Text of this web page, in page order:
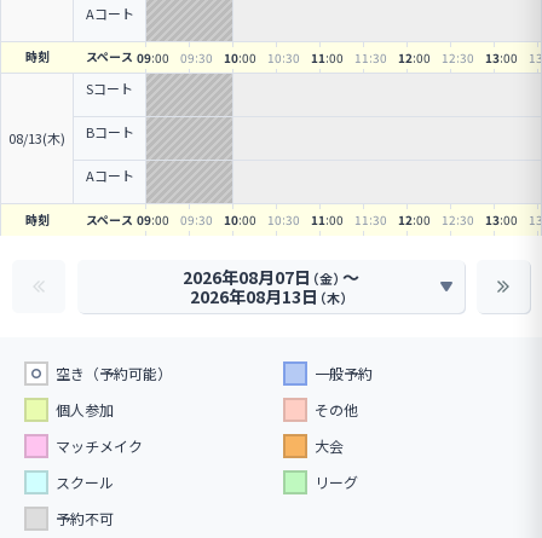
Aコート
時刻 スペース 09:00 09:30 10:00 10:30 11:00 11 :30 12:00 12:30 13:00 13
08/13(木)
Sコート
Bコート
Aコート
時刻 スペース 09:00 09:30 10:00 10:30 11:00 11:30 12:00 12:30 13:00 13
2026年08月07日 （金）〜
2026年08月13日（木）
空き（予約可能）
一般予約
個人参加
その他
マッチメイク
大会
スクール
リーグ
予約不可